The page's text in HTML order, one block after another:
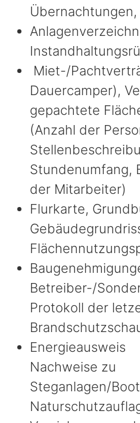
Übernachtungen,
Miet-/
Dauercamper),
gepachtete
(Anzahl der
Stundenumfang,
der Mitarbeiter)
Flurkarte,
Betreiber-/
Protokoll der
Energieausweis
Nachweise zu
Steganlagen/